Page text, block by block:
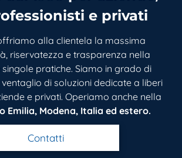
e privati
alla clientela la massima
riservatezza e trasparenza nella
pratiche. Siamo in grado di
di soluzioni dedicate a liberi
e privati. Operiamo anche nella
Emilia, Modena, Italia ed estero.
Contatti